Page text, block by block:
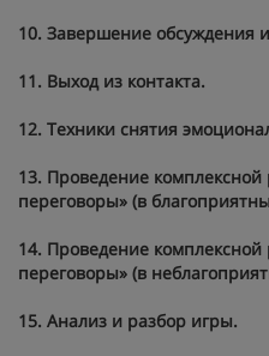
10. Завершение обсуждения
11. Выход из контакта.
12. Техники снятия
13. Проведение
переговоры» (в
14. Проведение
переговоры» (в
15. Анализ и разбор игры.